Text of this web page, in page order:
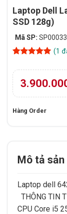
Laptop Dell
SSD 128g)
Mã SP:
dựa trên
đánh giá
(1
Hàng Order
Mô tả sản
Laptop dell
THÔNG TIN
CPU Core i5